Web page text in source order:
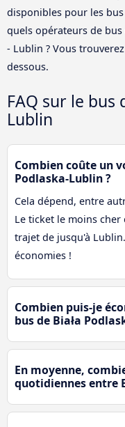
disponibles pour les bus
quels opérateurs de bus
- Lublin ? Vous
dessous.
FAQ sur le bus
Lublin
Combien coûte un
Podlaska-Lublin ?
Cela dépend, entre
Le ticket le moins
trajet de jusqu'à
économies !
Combien puis-je
bus de Biała
En moyenne,
quotidiennes entre